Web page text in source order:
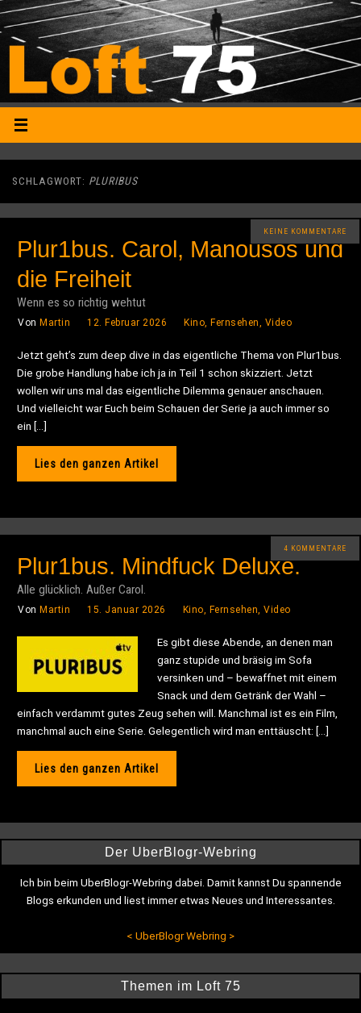
SCHLAGWORT: PLURIBUS
KEINE KOMMENTARE
Plur1bus. Carol, Manousos und
die Freiheit
Wenn es so richtig wehtut
Von Martin 12. Februar 2026 Kino, Fernsehen, Video
Jetzt geht’s zum deep dive in das eigentliche Thema von Plur1bus.
Die grobe Handlung habe ich ja in Teil 1 schon skizziert. Jetzt
wollen wir uns mal das eigentliche Dilemma genauer anschauen.
Und vielleicht war Euch beim Schauen der Serie ja auch immer so
ein […]
Lies den ganzen Artikel
4 KOMMENTARE
Plur1bus. Mindfuck Deluxe.
Alle glücklich. Außer Carol.
Von Martin 15. Januar 2026 Kino, Fernsehen, Video
Es gibt diese Abende, an denen man
ganz stupide und bräsig im Sofa
versinken und – bewaffnet mit einem
Snack und dem Getränk der Wahl –
einfach verdammt gutes Zeug sehen will. Manchmal ist es ein Film,
manchmal auch eine Serie. Gelegentlich wird man enttäuscht: […]
Lies den ganzen Artikel
Der UberBlogr-Webring
Ich bin beim UberBlogr-Webring dabei. Damit kannst Du spannende
Blogs erkunden und liest immer etwas Neues und Interessantes.
< UberBlogr Webring >
Themen im Loft 75